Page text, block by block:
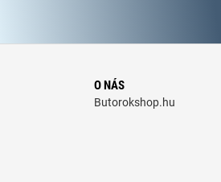
O NÁS
Butorokshop.hu